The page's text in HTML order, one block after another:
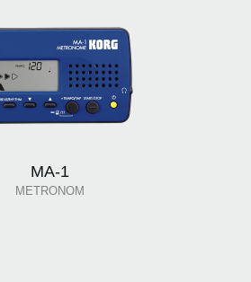
MA-1
METRONOM